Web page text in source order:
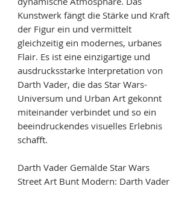
Kunstwerk fängt die Stärke und Kraft
der Figur ein und vermittelt
gleichzeitig ein modernes, urbanes
Flair. Es ist eine einzigartige und
ausdrucksstarke Interpretation von
Darth Vader, die das Star Wars-
Universum und Urban Art gekonnt
miteinander verbindet und so ein
beeindruckendes visuelles Erlebnis
schafft.
Darth Vader Gemälde Star Wars
Street Art Bunt Modern: Darth Vader